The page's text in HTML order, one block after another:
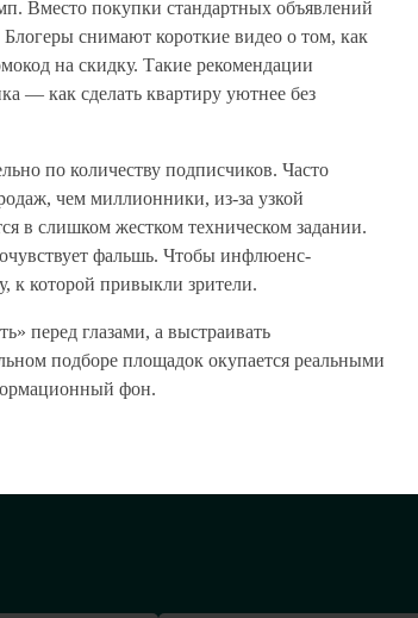
Вместо покупки стандартных объявлений
снимают короткие видео о том, как
на скидку. Такие рекомендации
— как сделать квартиру уютнее без
по количеству подписчиков. Часто
чем миллионники, из-за узкой
в слишком жестком техническом задании.
фальшь. Чтобы инфлюенс-
к которой привыкли зрители.
перед глазами, а выстраивать
подборе площадок окупается реальными
фон.